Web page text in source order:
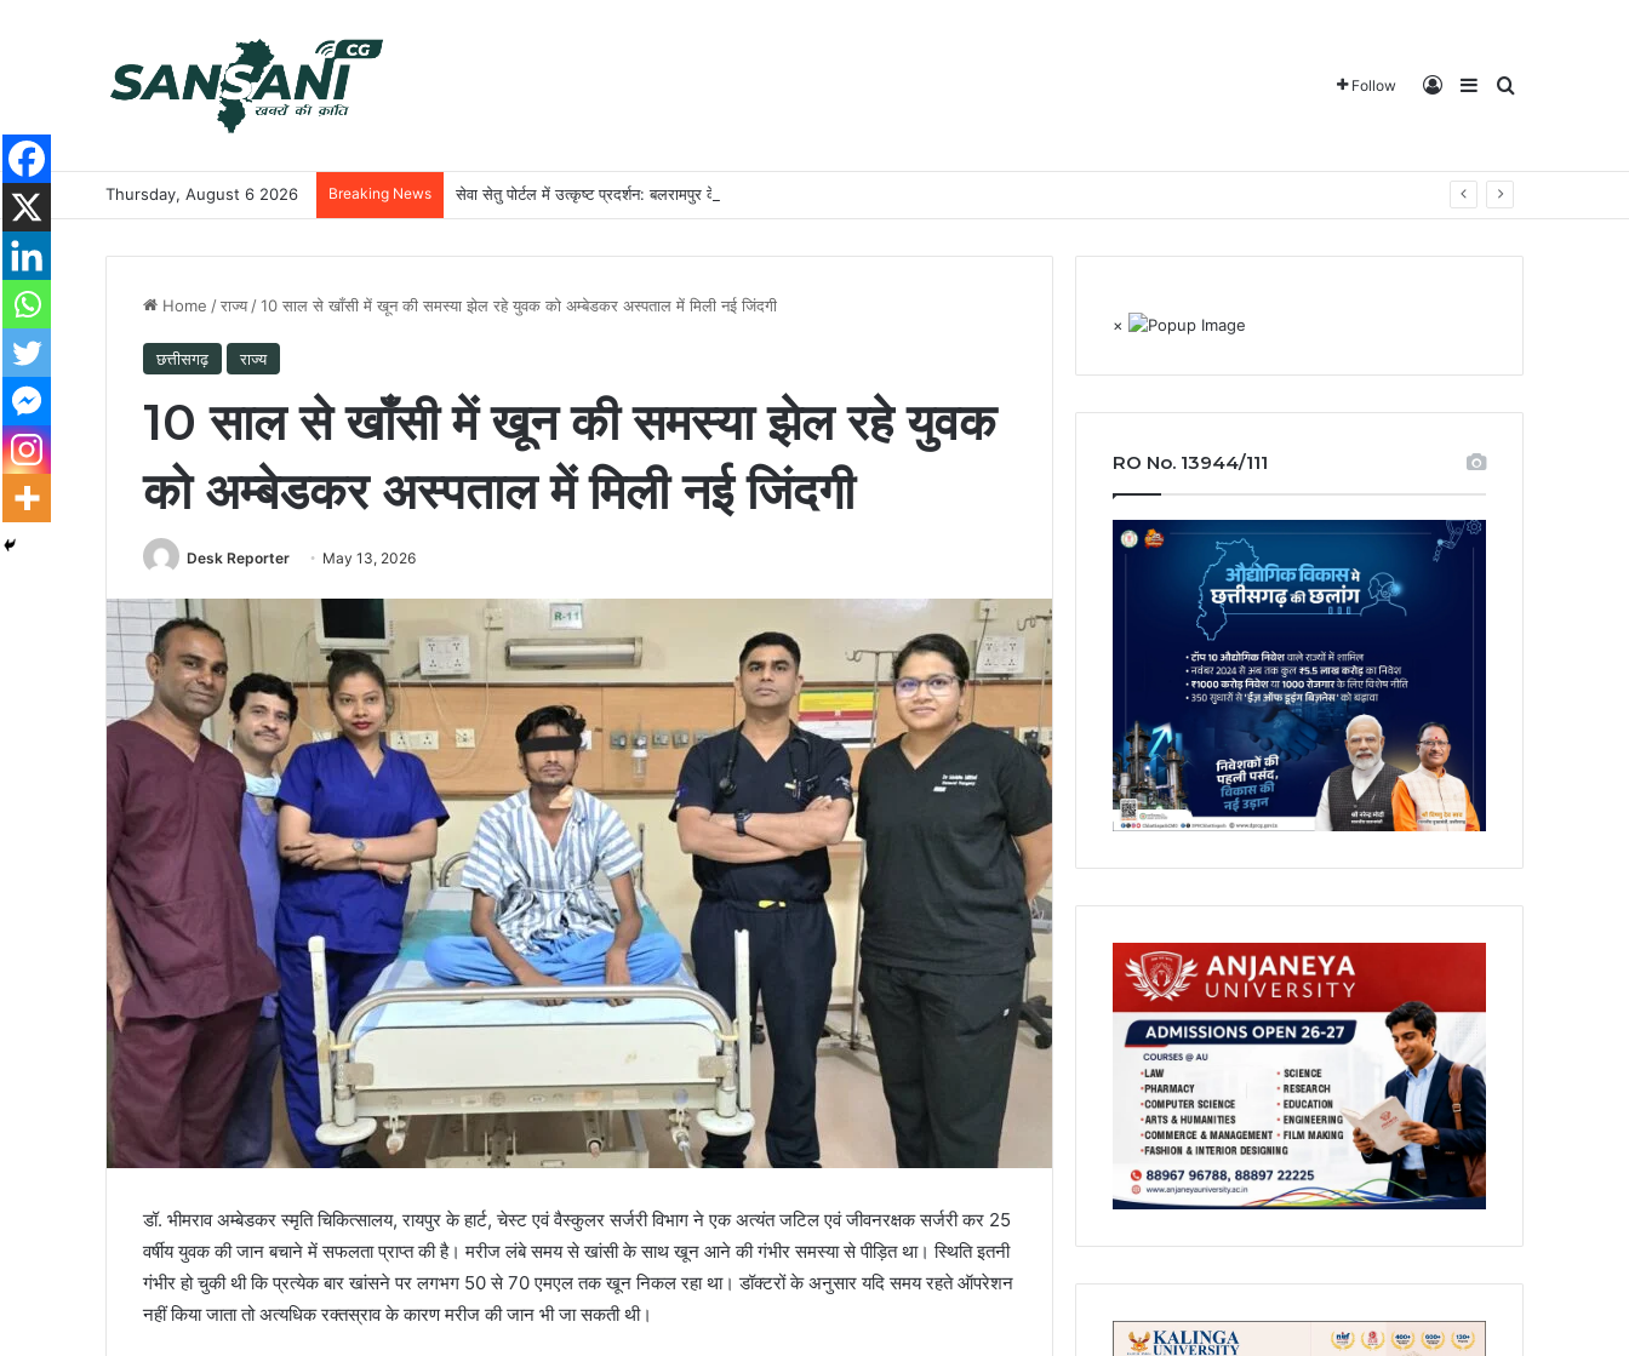
Follow Log InSidebarSearch for
Thursday, August 6 2026 Breaking News सेवा सेतु पोर्टल में उत्कृष्ट प्रदर्शन: बलरामपुर के निर्दोष लकड़ा बने प्रदेश के टॉप ट्रांजैक्शन वीएलई
Home /राज्य /10 साल से खाँसी में खून की समस्या झेल रहे युवक को अम्बेडकर अस्पताल में मिली नई जिंदगी
छत्तीसगढ़ राज्य
10 साल से खाँसी में खून की समस्या झेल रहे युवक
को अम्बेडकर अस्पताल में मिली नई जिंदगी
Desk Reporter May 13, 2026
डॉ. भीमराव अम्बेडकर स्मृति चिकित्सालय, रायपुर के हार्ट, चेस्ट एवं वैस्कुलर सर्जरी विभाग ने एक अत्यंत जटिल एवं जीवनरक्षक सर्जरी कर 25
वर्षीय युवक की जान बचाने में सफलता प्राप्त की है। मरीज लंबे समय से खांसी के साथ खून आने की गंभीर समस्या से पीड़ित था। स्थिति इतनी
गंभीर हो चुकी थी कि प्रत्येक बार खांसने पर लगभग 50 से 70 एमएल तक खून निकल रहा था। डॉक्टरों के अनुसार यदि समय रहते ऑपरेशन
नहीं किया जाता तो अत्यधिक रक्तस्राव के कारण मरीज की जान भी जा सकती थी।
×
RO No. 13944/111